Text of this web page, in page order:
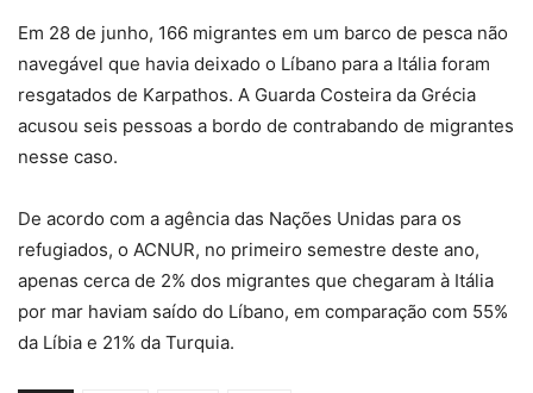
Em 28 de junho, 166 migrantes em um barco de pesca não
navegável que havia deixado o Líbano para a Itália foram
resgatados de Karpathos. A Guarda Costeira da Grécia
acusou seis pessoas a bordo de contrabando de migrantes
nesse caso.
De acordo com a agência das Nações Unidas para os
refugiados, o ACNUR, no primeiro semestre deste ano,
apenas cerca de 2% dos migrantes que chegaram à Itália
por mar haviam saído do Líbano, em comparação com 55%
da Líbia e 21% da Turquia.